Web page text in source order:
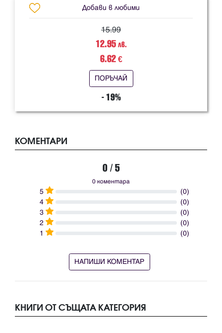
Добави в любими
15.99
12.95лв.
6.62€
ПОРЪЧАЙ
- 19%
КОМЕНТАРИ
0 / 5
0 коментара
5
(0)
4
(0)
3
(0)
2
(0)
1
(0)
НАПИШИ КОМЕНТАР
КНИГИ ОТ СЪЩАТА КАТЕГОРИЯ